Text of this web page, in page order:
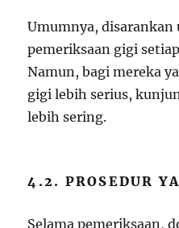
Umumnya,
pemeriksaan gigi
Namun, bagi mereka
gigi lebih serius,
lebih sering.
4.2. PROSEDUR
Selama pemeriksaan,